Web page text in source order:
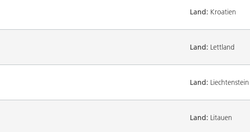
Land: Kroatien
Land: Lettland
Land: Liechtenstein
Land: Litauen